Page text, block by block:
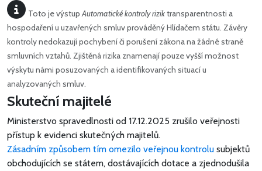
Toto je výstupAutomatické kontroly riziktransparentnosti a
hospodaření u uzavřených smluv prováděný Hlídačem státu. Závěry
kontroly nedokazují pochybení či porušení zákona na žádné straně
smluvních vztahů. Zjištěná rizika znamenají pouze vyšší možnost
výskytu námi posuzovaných a identifikovaných situací u
analyzovaných smluv.
Skuteční majitelé
Ministerstvo spravedlnosti od 17.12.2025 zrušilo veřejnosti
přístup k evidenci skutečných majitelů.
Zásadním způsobem tím omezilo veřejnou kontrolu subjektů
obchodujících se státem, dostávajících dotace a zjednodušila